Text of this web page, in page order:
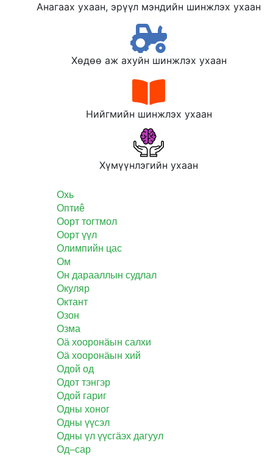
Анагаах ухаан, эрүүл мэндийн шинжлэх ухаан
Хөдөө аж ахуйн шинжлэх ухаан
Нийгмийн шинжлэх ухаан
Хүмүүнлэгийн ухаан
Охь
Оптиê
Оорт тогтмол
Оорт үүл
Олимпийн цас
Ом
Он дарааллын судлал
Окуляр
Октант
Озон
Озма
Оä хооронäын салхи
Оä хооронäын хий
Одой од
Одот тэнгэр
Одой гариг
Одны хоног
Одны үүсэл
Одны үл үүсгäэх дагуул
Од–сар